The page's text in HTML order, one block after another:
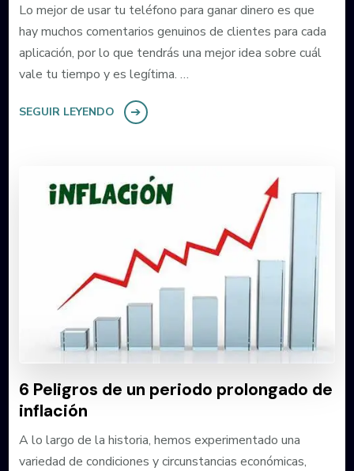
Lo mejor de usar tu teléfono para ganar dinero es que
hay muchos comentarios genuinos de clientes para cada
aplicación, por lo que tendrás una mejor idea sobre cuál
vale tu tiempo y es legítima. …
SEGUIR LEYENDO
6 Peligros de un periodo prolongado de
inflación
A lo largo de la historia, hemos experimentado una
variedad de condiciones y circunstancias económicas,